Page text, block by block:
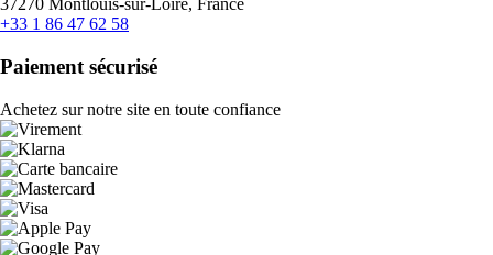
37270 Montlouis-sur-Loire, France
+33 1 86 47 62 58
Paiement sécurisé
Achetez sur notre site en toute confiance